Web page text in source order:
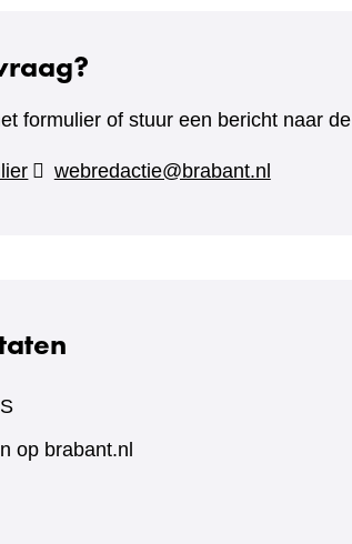
formulier of stuur een bericht naar
(verwijst
webredactie@brabant.nl
op brabant.nl